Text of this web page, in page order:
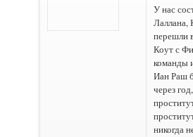
У нас
Лаллана,
перешли
Коут с
команды
Иан Раш
через
никогда